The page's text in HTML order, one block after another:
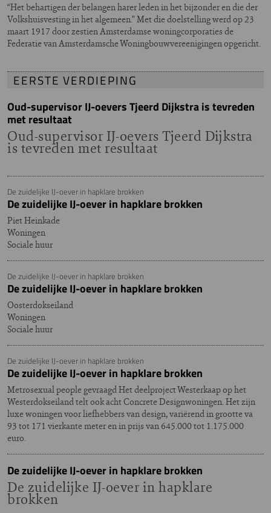
“Het behartigen der belangen harer leden in het bijzonder en die der
Volkshuisvesting in het algemeen.” Met die doelstelling werd op 23
maart 1917 door zestien Amsterdamse woningcorporaties de
Federatie van Amsterdamsche Woningbouwvereenigingen opgericht.
EERSTE VERDIEPING
Oud-supervisor IJ-oevers Tjeerd Dijkstra is tevreden
met resultaat
Oud-supervisor IJ-oevers Tjeerd Dijkstra
is tevreden met resultaat
De zuidelijke IJ-oever in hapklare brokken
De zuidelijke IJ-oever in hapklare brokken
Piet Heinkade
Woningen
Sociale huur
De zuidelijke IJ-oever in hapklare brokken
De zuidelijke IJ-oever in hapklare brokken
Oosterdokseiland
Woningen
Sociale huur
De zuidelijke IJ-oever in hapklare brokken
De zuidelijke IJ-oever in hapklare brokken
Metrosexual people gevraagd Het deelproject Westerkaap op het
Westerdokseiland telt ook acht Concrete Designwoningen. Het zijn
luxe woningen voor liefhebbers van design, variërend in grootte va
93 tot 171 vierkante meter en in prijs van 645.000 tot 1.175.000
euro.
De zuidelijke IJ-oever in hapklare brokken
De zuidelijke IJ-oever in hapklare
brokken